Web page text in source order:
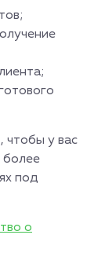
у вас
более
под
о